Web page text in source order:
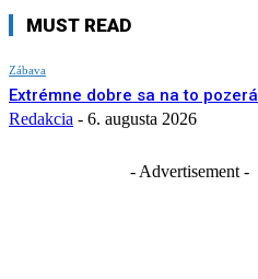
MUST READ
Zábava
Extrémne dobre sa na to pozerá
Redakcia - 6. augusta 2026
- Advertisement -